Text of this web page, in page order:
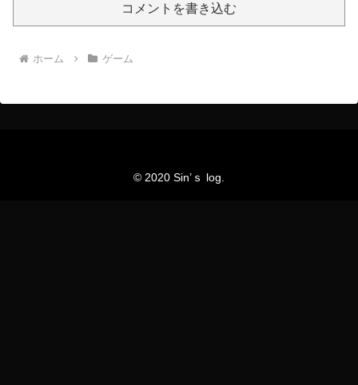
コメントを書き込む
ホーム ゲーム
© 2020 Sin’ｓ log.